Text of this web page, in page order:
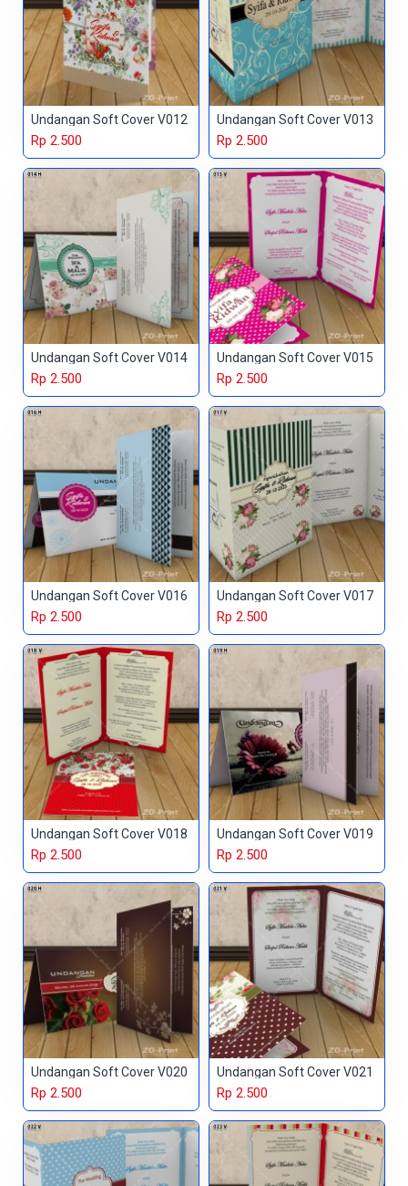
Undangan Soft Cover V012
Rp 2.500
Undangan Soft Cover V013
Rp 2.500
Undangan Soft Cover V014
Rp 2.500
Undangan Soft Cover V015
Rp 2.500
Undangan Soft Cover V016
Rp 2.500
Undangan Soft Cover V017
Rp 2.500
Undangan Soft Cover V018
Rp 2.500
Undangan Soft Cover V019
Rp 2.500
Undangan Soft Cover V020
Rp 2.500
Undangan Soft Cover V021
Rp 2.500